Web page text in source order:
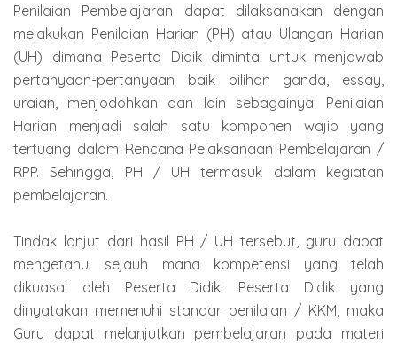
Penilaian Pembelajaran dapat dilaksanakan dengan
melakukan Penilaian Harian (PH) atau Ulangan Harian
(UH) dimana Peserta Didik diminta untuk menjawab
pertanyaan-pertanyaan baik pilihan ganda, essay,
uraian, menjodohkan dan lain sebagainya. Penilaian
Harian menjadi salah satu komponen wajib yang
tertuang dalam Rencana Pelaksanaan Pembelajaran /
RPP. Sehingga, PH / UH termasuk dalam kegiatan
pembelajaran.
Tindak lanjut dari hasil PH / UH tersebut, guru dapat
mengetahui sejauh mana kompetensi yang telah
dikuasai oleh Peserta Didik. Peserta Didik yang
dinyatakan memenuhi standar penilaian / KKM, maka
Guru dapat melanjutkan pembelajaran pada materi